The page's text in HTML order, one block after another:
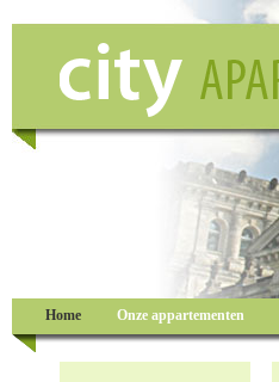
Home Onze appartementen